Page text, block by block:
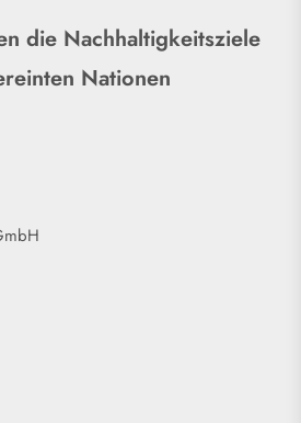
die Nachhaltigkeitsziele
Nationen